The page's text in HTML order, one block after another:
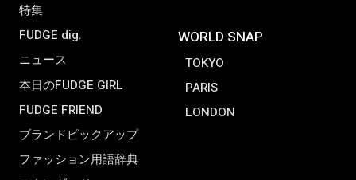
特集
FUDGE dig.
ニュース
本日のFUDGE GIRL
FUDGE FRIEND
ブランドピックアップ
ファッション用語辞典
WORLD SNAP
TOKYO
PARIS
LONDON